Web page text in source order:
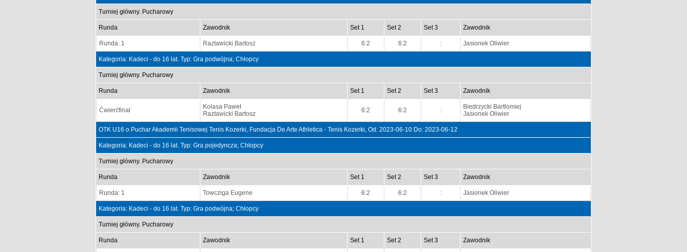
Turniej główny. Pucharowy
Runda Zawodnik Set 1 Set 2 Set 3 Zawodnik
Runda: 1 Raztawicki Bartosz 6:2 6:2 : Jasionek Oliwier
Kategoria: Kadeci - do 16 lat. Typ: Gra podwójna; Chłopcy
Turniej główny. Pucharowy
Runda Zawodnik Set 1 Set 2 Set 3 Zawodnik
Ćwierćfinał
Kolasa Paweł
Raztawicki Bartosz
6:2 6:2 :
Biedrzycki Bartlomiej
Jasionek Oliwier
OTK U16 o Puchar Akademii Tenisowej Tenis Kozerki, Fundacja De Arte Athletica - Tenis Kozerki, Od: 2023-06-10 Do: 2023-06-12
Kategoria: Kadeci - do 16 lat. Typ: Gra pojedyncza; Chłopcy
Turniej główny. Pucharowy
Runda Zawodnik Set 1 Set 2 Set 3 Zawodnik
Runda: 1 Towcziga Eugene 6:2 6:2 : Jasionek Oliwier
Kategoria: Kadeci - do 16 lat. Typ: Gra podwójna; Chłopcy
Turniej główny. Pucharowy
Runda Zawodnik Set 1 Set 2 Set 3 Zawodnik